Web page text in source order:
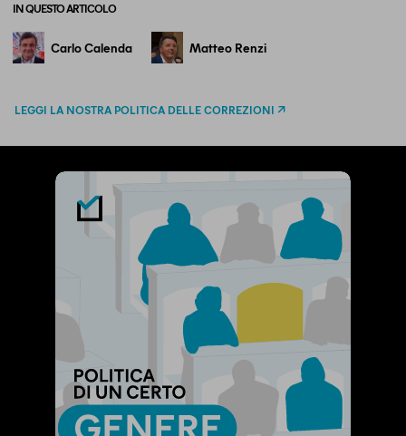
IN QUESTO ARTICOLO
Carlo Calenda Matteo Renzi
LEGGI LA NOSTRA POLITICA DELLE CORREZIONI